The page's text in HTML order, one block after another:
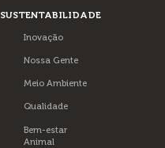
SUSTENTABILIDADE
Inovação
Nossa Gente
Meio Ambiente
Qualidade
Bem-estar
Animal